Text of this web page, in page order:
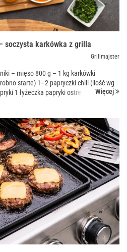
soczysta karkówka z grilla
Grillmajster
g – 1 kg karkówki
ostrości) 1 łyżeczka wędzonej papryki 1 łyżeczka papryki ostrej ...
Więcej